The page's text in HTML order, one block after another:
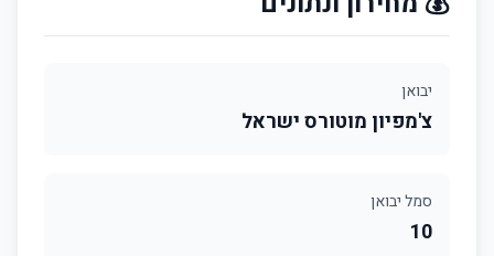
יבואן
צ'מפיון מוטורס ישראל
סמל יבואן
10